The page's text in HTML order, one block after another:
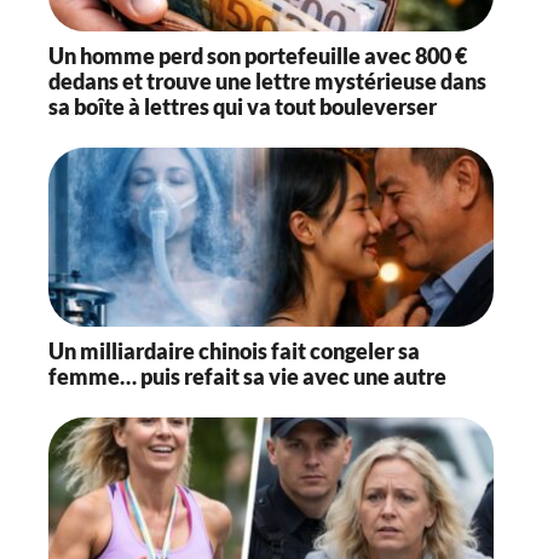
Un homme perd son portefeuille avec 800 €
dedans et trouve une lettre mystérieuse dans
sa boîte à lettres qui va tout bouleverser
Un milliardaire chinois fait congeler sa
femme… puis refait sa vie avec une autre